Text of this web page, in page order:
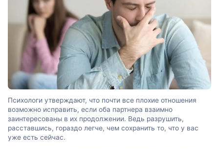
Психологи утверждают, что почти все плохие отношения
возможно исправить, если оба партнера взаимно
заинтересованы в их продолжении. Ведь разрушить,
расставшись, гораздо легче, чем сохранить то, что у вас
уже есть сейчас.